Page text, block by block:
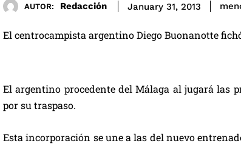
AUTOR: Redacción January 31, 2013
El centrocampista argentino Diego Buonanotte
El argentino procedente del Málaga al jugará las
por su traspaso.
Esta incorporación se une a las del nuevo